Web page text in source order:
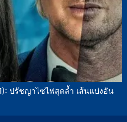
ปรัชญาไซไฟสุดล้ำ เส้นแบ่งอัน